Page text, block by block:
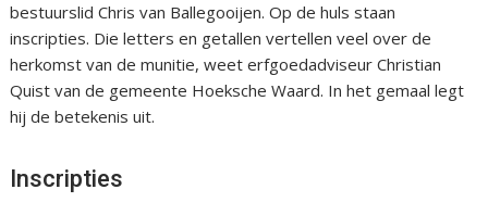
bestuurslid Chris van Ballegooijen. Op de huls staan
inscripties. Die letters en getallen vertellen veel over de
herkomst van de munitie, weet erfgoedadviseur Christian
Quist van de gemeente Hoeksche Waard. In het gemaal legt
hij de betekenis uit.
Inscripties